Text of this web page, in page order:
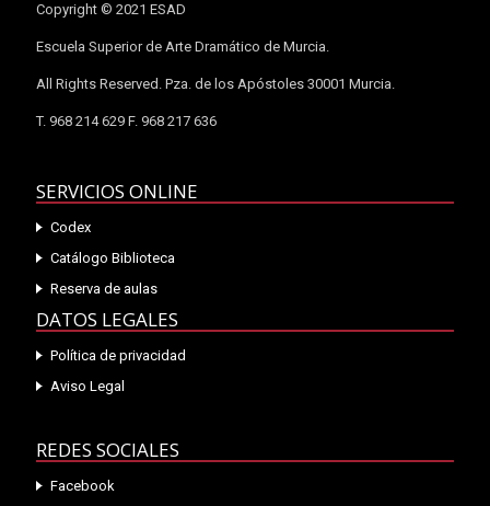
Copyright © 2021 ESAD
Escuela Superior de Arte Dramático de Murcia.
All Rights Reserved. Pza. de los Apóstoles 30001 Murcia.
T. 968 214 629 F. 968 217 636
SERVICIOS ONLINE
Codex
Catálogo Biblioteca
Reserva de aulas
DATOS LEGALES
Política de privacidad
Aviso Legal
REDES SOCIALES
Facebook